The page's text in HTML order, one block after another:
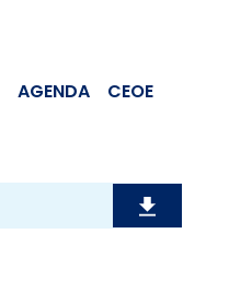
AGENDA CEOE